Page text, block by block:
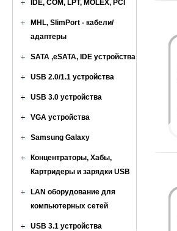
IDE, COM, LPT, MOLEX, PCI
MHL, SlimPort - кабели/
адаптеры
SATA ,eSATA, IDE устройства
USB 2.0/1.1 устройства
USB 3.0 устройства
VGA устройства
Samsung Galaxy
Концентраторы, Хабы,
Картридеры и зарядки USB
LAN оборудование для
компьютерных сетей
USB 3.1 устройства